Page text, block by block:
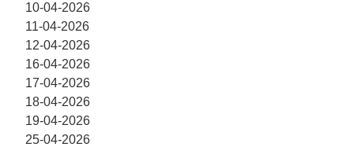
10-04-2026
11-04-2026
12-04-2026
16-04-2026
17-04-2026
18-04-2026
19-04-2026
25-04-2026